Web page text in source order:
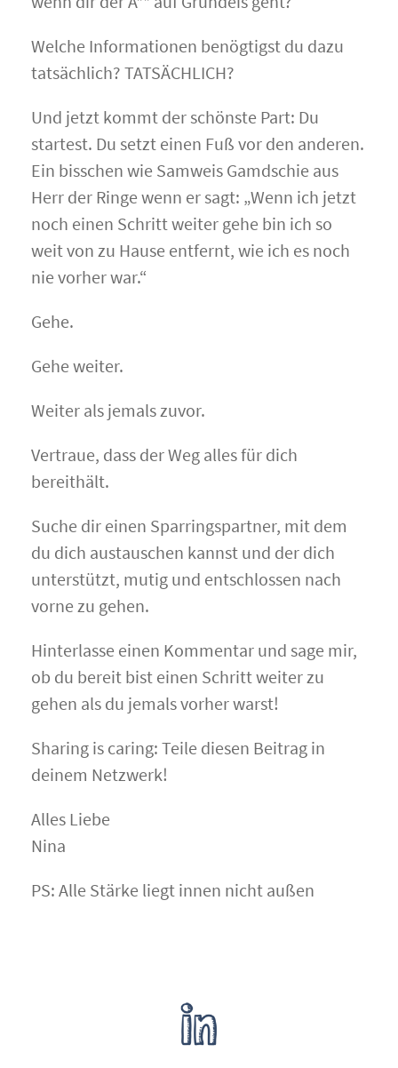
Welche Informationen benögtigst du dazu
tatsächlich? TATSÄCHLICH?
Und jetzt kommt der schönste Part: Du
startest. Du setzt einen Fuß vor den anderen.
Ein bisschen wie Samweis Gamdschie aus
Herr der Ringe wenn er sagt: „Wenn ich jetzt
noch einen Schritt weiter gehe bin ich so
weit von zu Hause entfernt, wie ich es noch
nie vorher war.“
Gehe.
Gehe weiter.
Weiter als jemals zuvor.
Vertraue, dass der Weg alles für dich
bereithält.
Suche dir einen Sparringspartner, mit dem
du dich austauschen kannst und der dich
unterstützt, mutig und entschlossen nach
vorne zu gehen.
Hinterlasse einen Kommentar und sage mir,
ob du bereit bist einen Schritt weiter zu
gehen als du jemals vorher warst!
Sharing is caring: Teile diesen Beitrag in
deinem Netzwerk!
Alles Liebe
Nina
PS: Alle Stärke liegt innen nicht außen